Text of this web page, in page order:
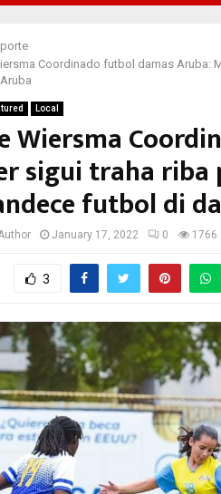
Coordinado futbol damas Aruba:
Local
Wiersma
sigui traha
futbol di
January 17, 2022 0 1766
3